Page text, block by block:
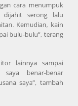
cara menumpuk
dijahit serong lalu
Kemudian, kain
bulu-bulu”, terang
lainnya sampai
benar-benar
saya”, tambah